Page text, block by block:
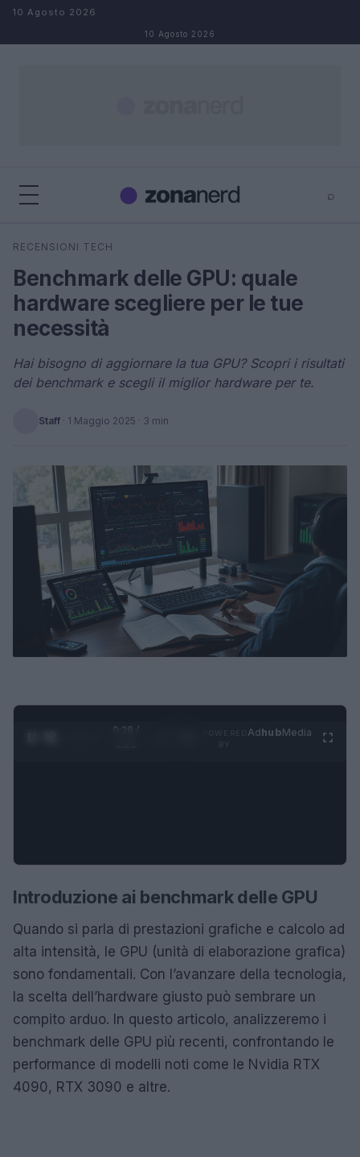
Salta al contenuto
10 Agosto 2026
10 Agosto 2026
⌕
Cerca
RECENSIONI TECH
Benchmark delle GPU: quale
hardware scegliere per le tue
necessità
Hai bisogno di aggiornare la tua GPU? Scopri i risultati
dei benchmark e scegli il miglior hardware per te.
Staff · 1 Maggio 2025 · 3 min
0:29 /
AdhubMedia
Introduzione ai benchmark delle GPU
Quando si parla di prestazioni grafiche e calcolo ad
alta intensità, le GPU (unità di elaborazione grafica)
sono fondamentali. Con l’avanzare della tecnologia,
la scelta dell’hardware giusto può sembrare un
compito arduo. In questo articolo, analizzeremo i
benchmark delle GPU più recenti, confrontando le
performance di modelli noti come le Nvidia RTX
4090, RTX 3090 e altre.